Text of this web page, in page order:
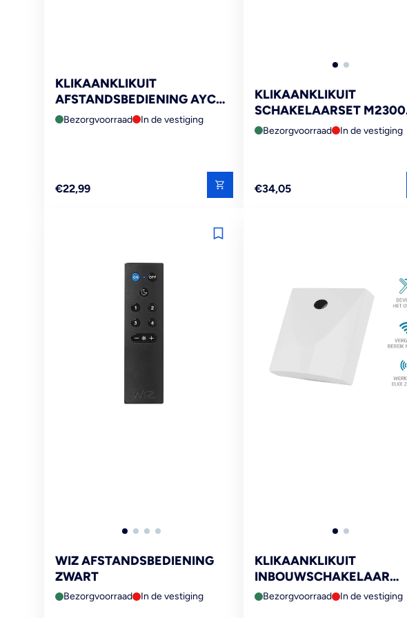
KLIKAANKLIKUIT
AFSTANDSBEDIENING AYCT-
303
Bezorgvoorraad In de vestiging
Reguliere
€22,99
KLIKAANKLIKUIT
SCHAKELAARSET M2300
ST9000 DRAADLOOS
Bezorgvoorraad In de vestiging
Reguliere
€34,05
WIZ AFSTANDSBEDIENING
ZWART
Bezorgvoorraad In de vestiging
KLIKAANKLIKUIT
INBOUWSCHAKELAAR
2300W ACM-2300-HC WIT
Bezorgvoorraad In de vestiging